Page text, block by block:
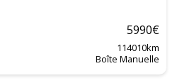
5990€
114010km
Boîte Manuelle